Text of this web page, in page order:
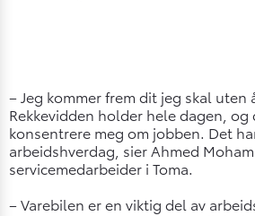
– Jeg kommer frem dit jeg skal uten
Rekkevidden holder hele dagen, og
konsentrere meg om jobben. Det
arbeidshverdag, sier Ahmed
servicemedarbeider i Toma.
– Varebilen er en viktig del av